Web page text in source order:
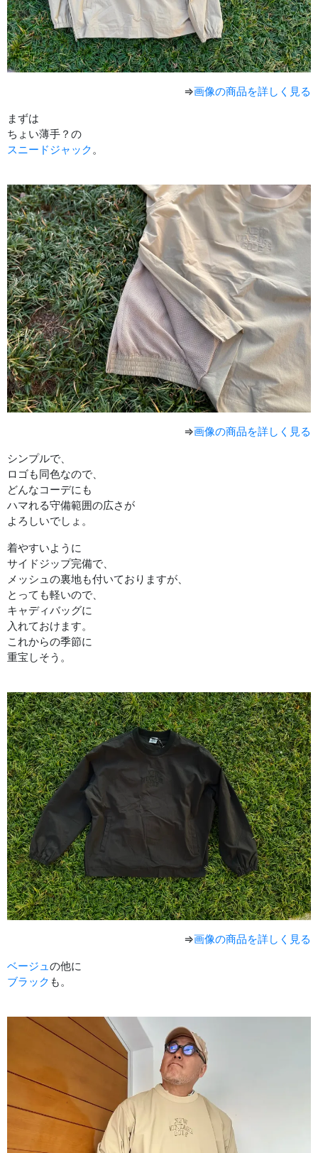
⇒画像の商品を詳しく見る
まずは
ちょい薄手？の
スニードジャック。
⇒画像の商品を詳しく見る
シンプルで、
ロゴも同色なので、
どんなコーデにも
ハマれる守備範囲の広さが
よろしいでしょ。
着やすいように
サイドジップ完備で、
メッシュの裏地も付いておりますが、
とっても軽いので、
キャディバッグに
入れておけます。
これからの季節に
重宝しそう。
⇒画像の商品を詳しく見る
ベージュの他に
ブラック も。